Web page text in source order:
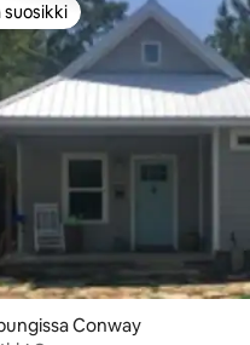
suosikki
suosikki
Conway